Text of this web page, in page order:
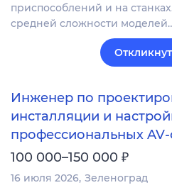
приспособлений и на
средней сложности
Инженер по
инсталляции и
профессиональных AV-
100 000–150 000 ₽
16 июля 2026 Зеленоград